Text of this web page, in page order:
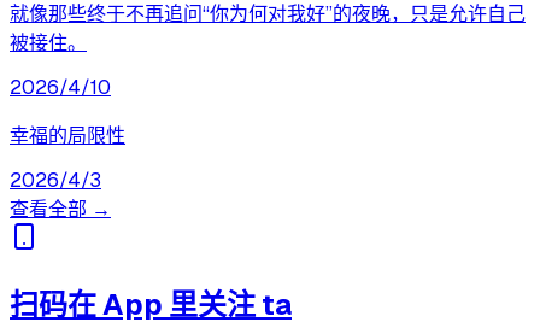
就像那些终于不再追问“你为何对我好”的夜晚，只是允许自己
被接住。
2026/4/10
幸福的局限性
2026/4/3
查看全部 →
扫码在 App 里关注 ta